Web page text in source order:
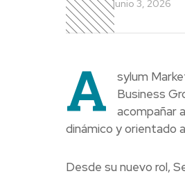
junio 3, 2026
A
sylum
Business
acompañar
dinámico y orientado
Desde su nuevo rol,